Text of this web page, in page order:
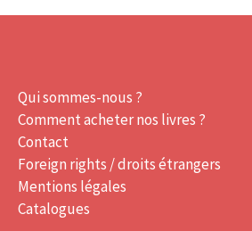
Qui sommes-nous ?
Comment acheter nos livres ?
Contact
Foreign rights / droits étrangers
Mentions légales
Catalogues